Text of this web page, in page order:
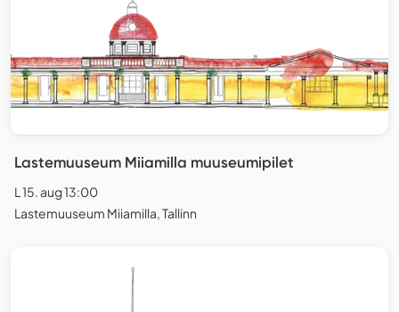
Lastemuuseum Miiamilla muuseumipilet
L 15. aug 13:00
Lastemuuseum Miiamilla, Tallinn